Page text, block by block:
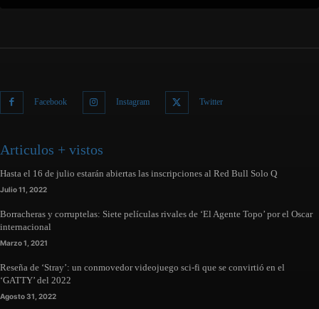
Facebook Instagram Twitter
Articulos + vistos
Hasta el 16 de julio estarán abiertas las inscripciones al Red Bull Solo Q
Julio 11, 2022
Borracheras y corruptelas: Siete películas rivales de ‘El Agente Topo’ por el Oscar
internacional
Marzo 1, 2021
Reseña de ‘Stray’: un conmovedor videojuego sci-fi que se convirtió en el
‘GATTY’ del 2022
Agosto 31, 2022